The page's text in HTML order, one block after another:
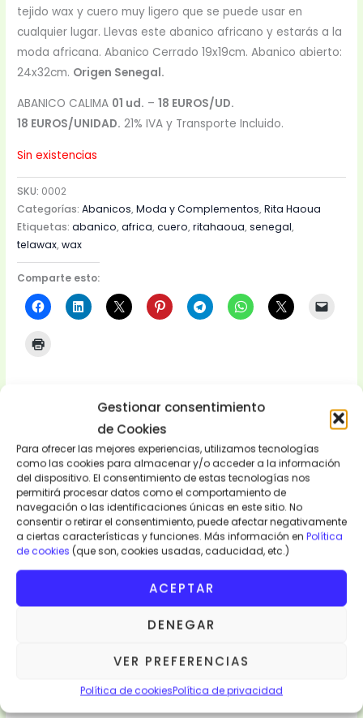
Gestionar consentimiento
de Cookies
Para ofrecer las mejores experiencias, utilizamos tecnologías
como las cookies para almacenar y/o acceder a la información
del dispositivo. El consentimiento de estas tecnologías nos
permitirá procesar datos como el comportamiento de
navegación o las identificaciones únicas en este sitio. No
consentir o retirar el consentimiento, puede afectar negativamente
a ciertas características y funciones. Más información en Política
de cookies (que son, cookies usadas, caducidad, etc.)
ACEPTAR
DENEGAR
VER PREFERENCIAS
Política de cookiesPolítica de privacidad
tejido wax y cuero muy ligero que se puede usar en
cualquier lugar. Llevas este abanico africano y estarás a la
moda africana. Abanico Cerrado 19x19cm. Abanico abierto:
24x32cm. Origen Senegal.
ABANICO CALIMA 01 ud. –18 EUROS/UD.
18 EUROS/UNIDAD. 21% IVA y Transporte Incluido.
Sin existencias
SKU: 0002
Categorías:Abanicos,Moda y Complementos,Rita Haoua
Etiquetas:abanico,africa,cuero,ritahaoua,senegal,
telawax,wax
Comparte esto:
Valoraciones (0)
Abanico Calima. Wax. Cuero.Abanico africano hecho con
tejido wax y cuero muy ligero que se puede usar en
cualquier lugar. Llevas este abanico africano y estarás a la
moda africana. Abanico Cerrado 19x19cm. Abanico abierto:
24x32cm.
ABANICO CALIMA01 ud.–18 EUROS/UD.
21% IVA y Transporte Incluido.